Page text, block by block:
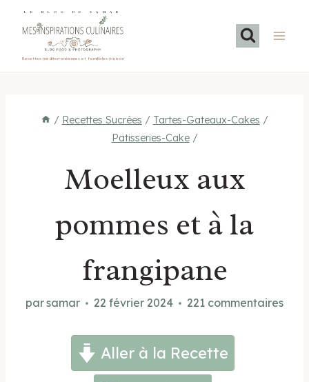
LE BLOG DE SAMAR
Recettes méditerranéennes et familiales maison
/ Recettes Sucrées / Tartes-Gateaux-Cakes /
Patisseries-Cake /
Moelleux aux
pommes et à la
frangipane
parsamar 22 février 2024 221 commentaires
Aller à la Recette